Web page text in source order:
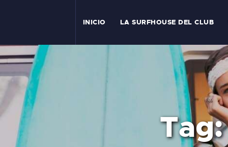
INICIO LA SURFHOUSE DEL CLUB